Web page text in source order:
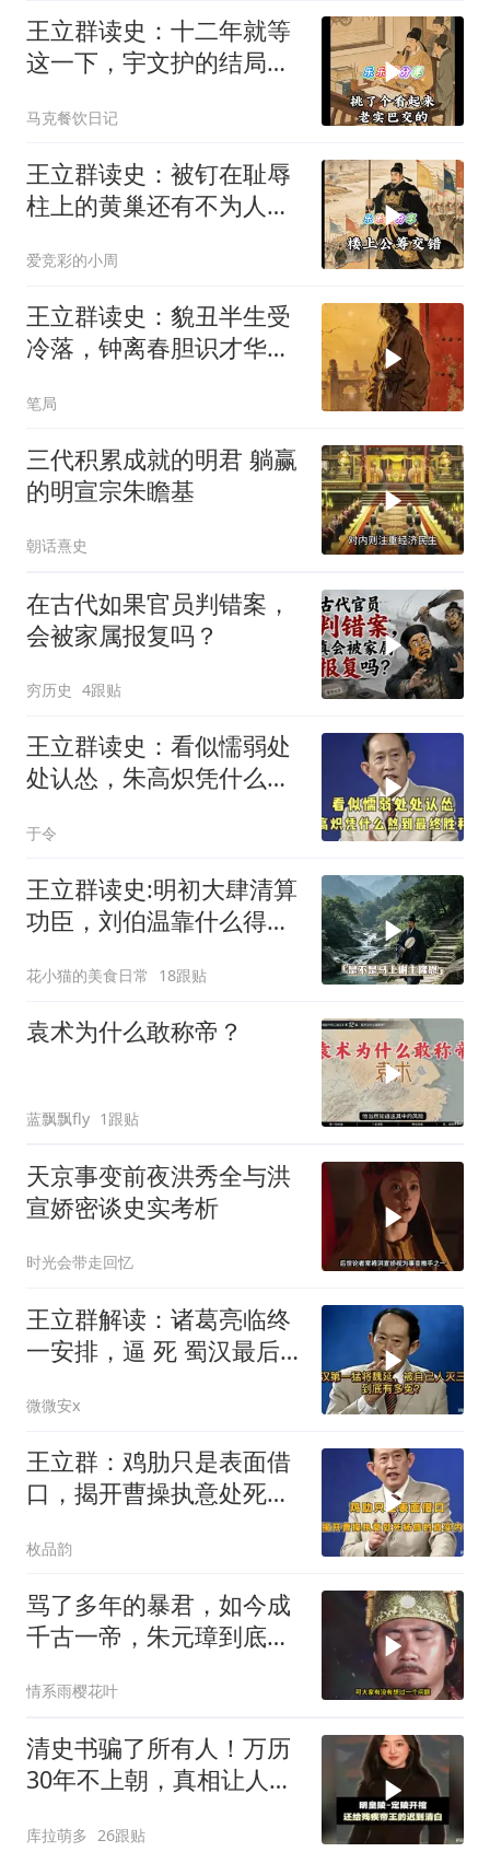
王立群读史：十二年就等
这一下，宇文护的结局你
马克餐饮日记
王立群读史：被钉在耻辱
柱上的黄巢还有不为人知
爱竞彩的小周
王立群读史：貌丑半生受
冷落，钟离春胆识才华震
笔局
三代积累成就的明君 躺赢
的明宣宗朱瞻基
朝话熹史
在古代如果官员判错案，
会被家属报复吗？
穷历史 4跟贴
王立群读史：看似懦弱处
处认怂，朱高炽凭什么熬
于令
王立群读史:明初大肆清算
功臣，刘伯温靠什么得以
花小猫的美食日常 18跟贴
袁术为什么敢称帝？
蓝飘飘fly 1跟贴
天京事变前夜洪秀全与洪
宣娇密谈史实考析
时光会带走回忆
王立群解读：诸葛亮临终
一安排，逼 死 蜀汉最后
微微安x
王立群：鸡肋只是表面借
口，揭开曹操执意处死杨
枚品韵
骂了多年的暴君，如今成
千古一帝，朱元璋到底冤
情系雨樱花叶
清史书骗了所有人！万历
30年不上朝，真相让人心
库拉萌多 26跟贴